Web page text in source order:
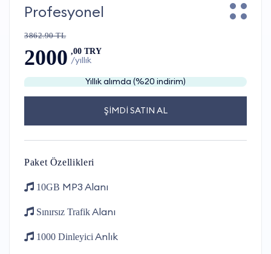
Profesyonel
3862.90 TL
2000 ,00 TRY
/yıllık
Yıllık alımda (%20 indirim)
ŞİMDİ SATIN AL
Paket Özellikleri
10GB MP3 Alanı
Sınırsız TrafikAlanı
1000 Dinleyici Anlık